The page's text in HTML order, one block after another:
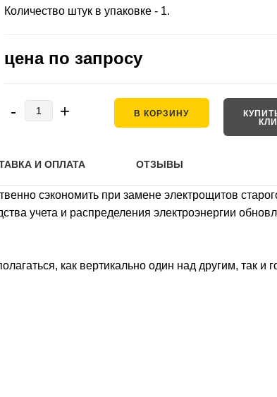
Количество штук в упаковке - 1.
цена по запросу
- + В КОРЗИНУ
И ОПЛАТА ОТЗЫВЫ
сэкономить при замене электрощитов
учета и распределения электроэнергии
как вертикально один над другим, так и